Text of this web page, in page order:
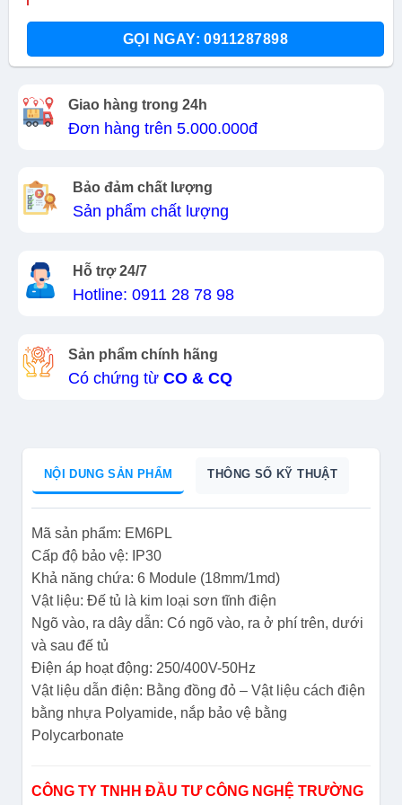
GỌI NGAY: 0911287898
Giao hàng trong 24h
Đơn hàng trên 5.000.000đ
Bảo đảm chất lượng
Sản phẩm chất lượng
Hỗ trợ 24/7
Hotline: 0911 28 78 98
Sản phẩm chính hãng
Có chứng từ CO & CQ
NỘI DUNG SẢN PHẨM THÔNG SỐ KỸ THUẬT
Mã sản phẩm: EM6PL
Cấp độ bảo vệ: IP30
Khả năng chứa: 6 Module (18mm/1md)
Vật liệu: Đế tủ là kim loại sơn tĩnh điện
Ngõ vào, ra dây dẫn: Có ngõ vào, ra ở phí trên, dưới
và sau đế tủ
Điện áp hoạt động: 250/400V-50Hz
Vật liệu dẫn điện: Bằng đồng đỏ – Vật liệu cách điện
bằng nhựa Polyamide, nắp bảo vệ bằng
Polycarbonate
CÔNG TY TNHH ĐẦU TƯ CÔNG NGHỆ TRƯỜNG